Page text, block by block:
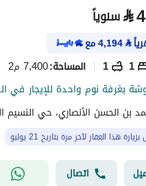
⃁سنوياً
⃁
4,194مع
1
1 المساحة:7,400 م2
هذا العقار لآخر مرة بتاريخ 21 يوليو
اتصال